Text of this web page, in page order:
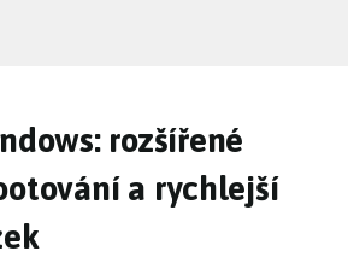
rozšířené
a rychlejší